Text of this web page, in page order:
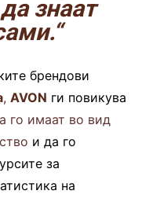
знаат
брендови
, AVON ги повикува
го имаат во вид
и да го
за
на